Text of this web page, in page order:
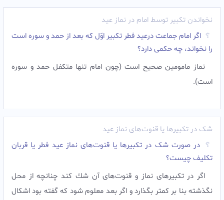
نخواندن تکبیر توسط امام در نماز عید
اگر امام جماعت درعید فطر تکبیر اوّل که بعد از حمد و سوره است
را نخواند، چه حکمی دارد؟
نماز مامومین صحیح است (چون امام تنها متکفل حمد و سوره
است).
شک در تکبیرها یا قنوت‌های نماز عید
در صورت شک در تکبیرها یا قنوت‌های نماز عید فطر یا قربان
تکلیف چیست؟
اگر در تكبيرهاى نماز و قنوت‌های آن شك كند چنانچه از محل
نگذشته بنا بر كمتر بگذارد و اگر بعد معلوم شود كه گفته بود اشكال